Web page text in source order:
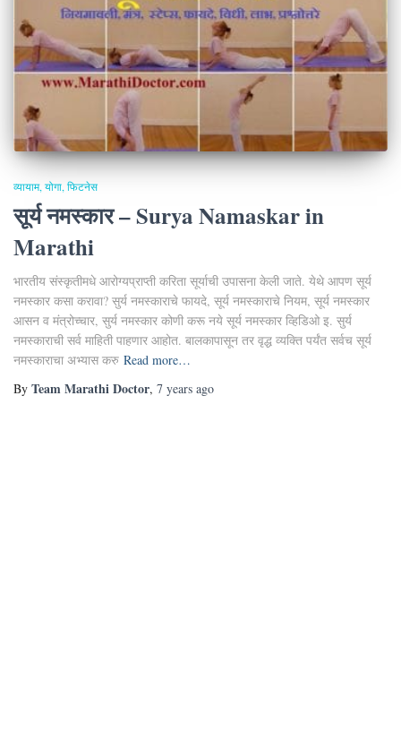
व्यायाम, योगा, फिटनेस
सूर्य नमस्कार – Surya Namaskar in
Marathi
भारतीय संस्कृतीमधे आरोग्यप्राप्ती करिता सूर्याची उपासना केली जाते. येथे आपण सूर्य
नमस्कार कसा करावा? सुर्य नमस्काराचे फायदे, सूर्य नमस्काराचे नियम, सूर्य नमस्कार
आसन व मंत्रोच्चार, सुर्य नमस्कार कोणी करू नये सूर्य नमस्कार व्हिडिओ इ. सुर्य
नमस्काराची सर्व माहिती पाहणार आहोत. बालकापासून तर वृद्ध व्यक्ति पर्यंत सर्वच सूर्य
नमस्काराचा अभ्यास करु Read more…
By Team Marathi Doctor, 7 years ago